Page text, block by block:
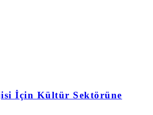
İçin Kültür Sektörüne